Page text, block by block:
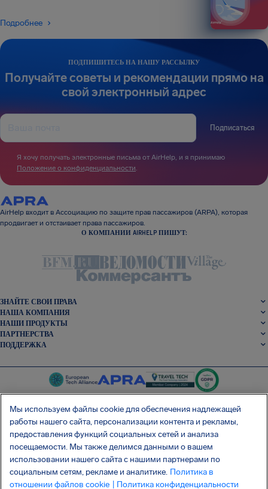
ПОДПИШИТЕСЬ НА НАШУ РАССЫЛКУ
Получайте советы и рекомендации прямо на
свой электронный адрес
Подписаться
Я хочу получать электронные письма от AirHelp, и я принимаю
Положение о конфиденциальности.
Подробнее
AirHelp входит в Ассоциацию по защите прав пассажиров (ARPA), которая
продвигает и отстаивает права пассажиров.
О КОМПАНИИ AIRHELP ПИШУТ:
ЗНАЙТЕ СВОИ ПРАВА
НАША КОМПАНИЯ
НАШИ ПРОДУКТЫ
ПАРТНЕРСТВА
ПОДДЕРЖКА
SocialFacebookSocialInstagram
SocialLinkedin
СКАЧАЙТЕ НАШЕ БЕСПЛАТНОЕ ПРИЛОЖЕНИЕ
Мы используем файлы cookie для обеспечения надлежащей
работы нашего сайта, персонализации контента и рекламы,
предоставления функций социальных сетей и анализа
посещаемости. Мы также делимся данными о вашем
использовании нашего сайта с нашими партнерами по
социальным сетям, рекламе и аналитике. Политика в
отношении файлов cookie
| Политика конфиденциальности